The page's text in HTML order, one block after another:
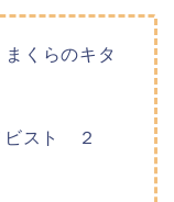
くらのキタ
ビスト ２